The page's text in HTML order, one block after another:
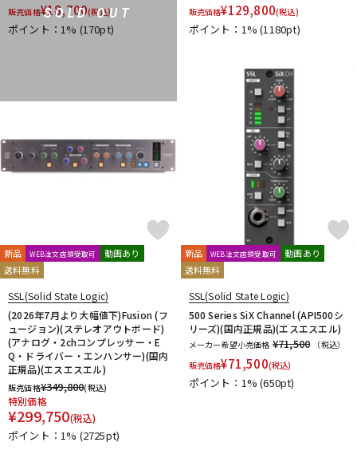
SOLD OUT
販売価格¥18,700(税込)
ポイント：1% (170pt)
販売価格¥129,800(税込)
ポイント：1%(1180pt)
新品 WEB注文店頭受取可
動画あり
送料無料
SSL(Solid State Logic)
(2026年7月より大幅値下)Fusion (フ
ュージョン)(ステレオアウトボード)
(アナログ・2chコンプレッサー・E
Q・ドライバー・エンハンサー)(国内
正規品)(エスエスエル)
販売価格¥349,800(税込)
特別価格
¥299,750(税込)
ポイント：1% (2725pt)
新品 WEB注文店頭受取可
動画あり
送料無料
SSL(Solid State Logic)
500 Series SiX Channel (API500シ
リーズ)(国内正規品)(エスエスエル)
メーカー希望小売価格 ¥71,500
（税込）
販売価格¥71,500(税込)
ポイント：1%(650pt)